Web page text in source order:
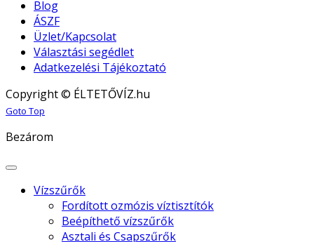
Blog
ÁSZF
Üzlet/Kapcsolat
Választási segédlet
Adatkezelési Tájékoztató
Copyright © ÉLTETŐVÍZ.hu
Joomla! 3 Templates
Goto Top
Bezárom
Vízszűrők
Fordított ozmózis víztisztítók
Beépíthető vízszűrők
Asztali és Csapszűrők